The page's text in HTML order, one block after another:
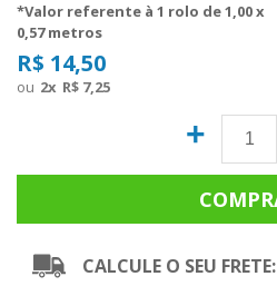
*Valor referente à 1 rolo de1,00x
0,57 metros
R$ 14,50
2x R$ 7,25
+
CALCULE O SEU FRETE: